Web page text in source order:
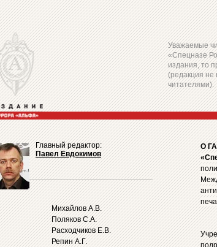
Уважаемые
«Спецназе
издания, то
(редакция не
читателями).
Главный редактор:
Павел Евдокимов
Михайлов А.В.
Поляков С.А.
Расходчиков Е.В.
Репин А.Г.
О